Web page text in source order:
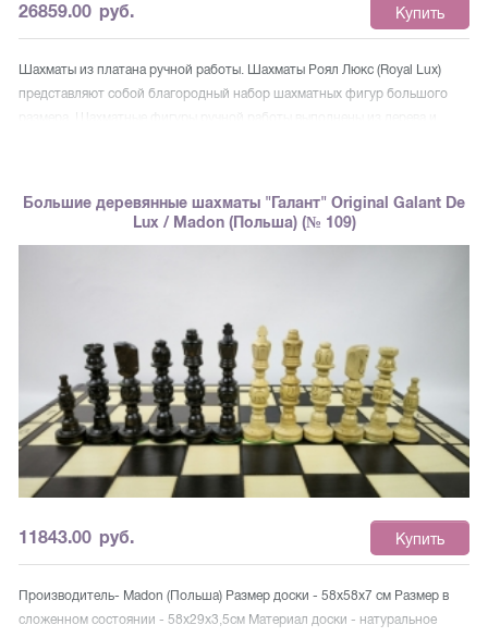
26859.00 руб. Купить
Шахматы из платана ручной работы. Шахматы Роял Люкс (Royal Lux)
представляют собой благородный набор шахматных фигур большого
размера. Шахматные фигуры ручной работы выполнены из дерева и
фигур, отделанные зеленым бархатом. С внешней стороны к доске
(см): 6,5 см Высота короля (см): 13 Высота пешки (см): 9 Фигуры с
утяжелителем.
Большие деревянные шахматы "Галант" Original Galant De
Lux / Madon (Польша) (№ 109)
11843.00 руб. Купить
Производитель- Madon (Польша) Размер доски - 58х58х7 см Размер в
сложенном состоянии - 58х29х3,5см Материал доски - натуральное